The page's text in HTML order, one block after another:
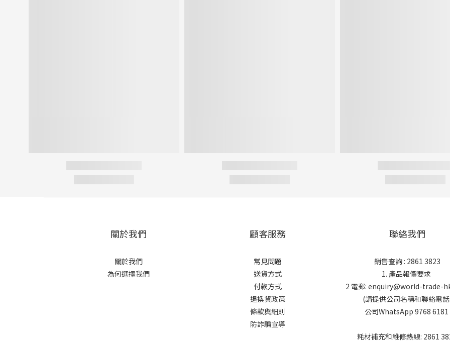
關於我們
關於我們
為何選擇我們
顧客服務
常見問題
送貨方式
付款方式
退換貨政策
條款與細則
防詐騙宣導
聯絡我們
銷售查詢 : 2861 3823
1. 產品報價要求
2 電郵: enquiry@world-trade-
(請提供公司名稱和聯絡電
公司WhatsApp 9768 6181
耗材補充和維修熱線: 2861